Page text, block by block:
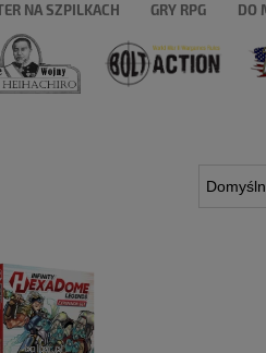
NA SZPILKACH GRY RPG DO